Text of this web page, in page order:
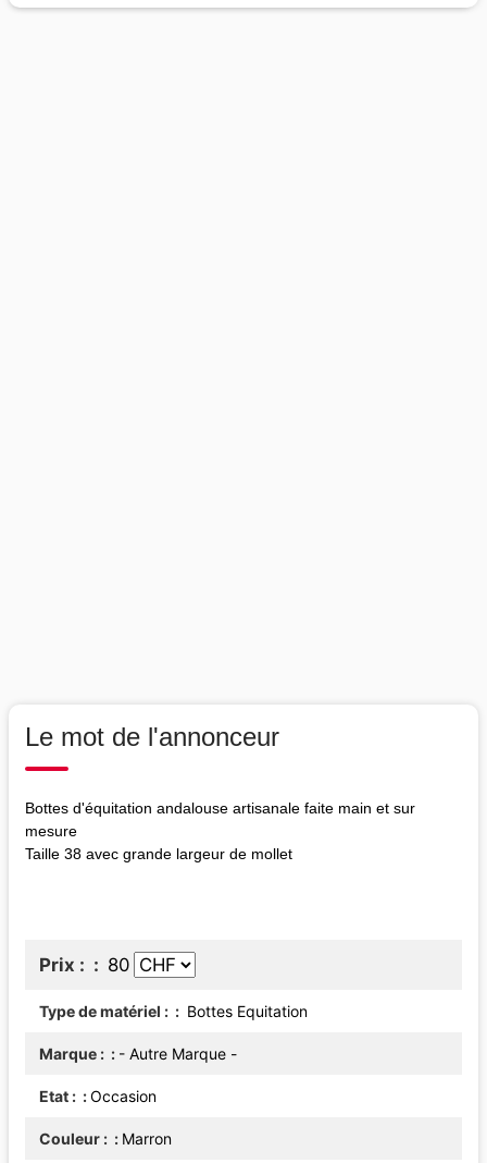
Le mot de l'annonceur
Bottes d'équitation andalouse artisanale faite main et sur
mesure
Taille 38 avec grande largeur de mollet
Prix : 80
Type de matériel : Bottes Equitation
Marque : - Autre Marque -
Etat : Occasion
Couleur : Marron